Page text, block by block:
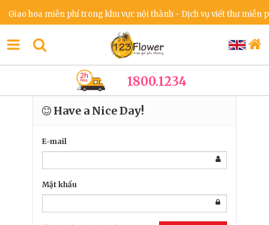
hoa miễn phí trong khu vực nội thành - Dịch vụ viết thư miễn
1800.1234
Have a Nice Day!
E-mail
Mật khẩu